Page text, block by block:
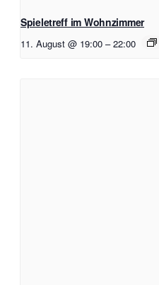
Spieletreff im Wohnzimmer
11. August @ 19:00 – 22:00